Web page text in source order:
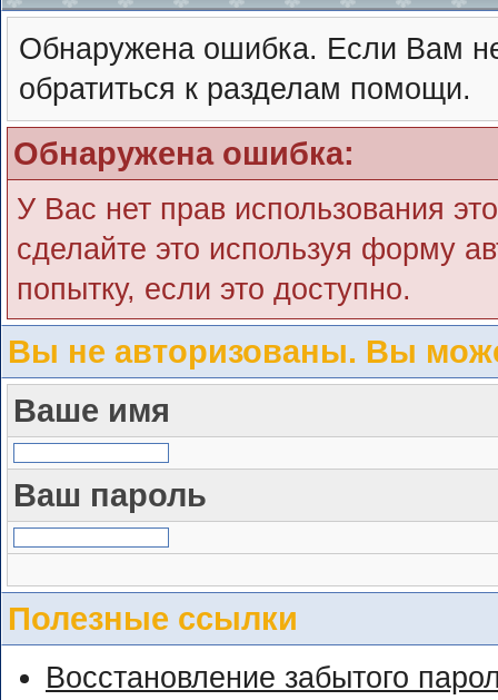
Обнаружена ошибка. Если Вам
обратиться к разделам помощи.
Обнаружена ошибка:
У Вас нет прав использования
сделайте это используя форму
попытку, если это доступно.
Вы не авторизованы. Вы
Ваше имя
Ваш пароль
Полезные ссылки
Восстановление забытого